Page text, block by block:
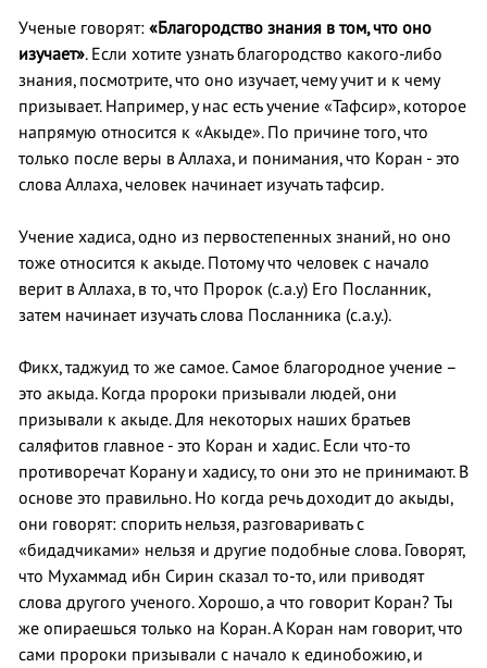
Ученые говорят: «Благородство знания в том, что оно
изучает». Если хотите узнать благородство какого-либо
знания, посмотрите, что оно изучает, чему учит и к чему
призывает. Например, у нас есть учение «Тафсир», которое
напрямую относится к «Акыде». По причине того, что
только после веры в Аллаха, и понимания, что Коран - это
слова Аллаха, человек начинает изучать тафсир.
Учение хадиса, одно из первостепенных знаний, но оно
тоже относится к акыде. Потому что человек с начало
верит в Аллаха, в то, что Пророк (с.а.у) Его Посланник,
затем начинает изучать слова Посланника (с.а.у.).
Фикх, таджуид то же самое. Самое благородное учение –
это акыда. Когда пророки призывали людей, они
призывали к акыде. Для некоторых наших братьев
саляфитов главное - это Коран и хадис. Если что-то
противоречат Корану и хадису, то они это не принимают. В
основе это правильно. Но когда речь доходит до акыды,
они говорят: спорить нельзя, разговаривать с
«бидадчиками» нельзя и другие подобные слова. Говорят,
что Мухаммад ибн Сирин сказал то-то, или приводят
слова другого ученого. Хорошо, а что говорит Коран? Ты
же опираешься только на Коран. А Коран нам говорит, что
сами пророки призывали с начало к единобожию, и